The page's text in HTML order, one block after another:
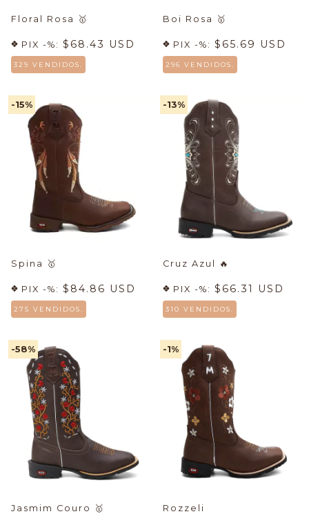
Floral Rosa 🥇
PIX -%: $68.43 USD
329 VENDIDOS.
Boi Rosa 🥇
PIX -%: $65.69 USD
296 VENDIDOS.
-15%
Spina 🥇
PIX -%: $84.86 USD
275 VENDIDOS.
-13%
Cruz Azul 🔥
PIX -%: $66.31 USD
310 VENDIDOS.
-58%
Jasmim Couro 🥇
-1%
Rozzeli